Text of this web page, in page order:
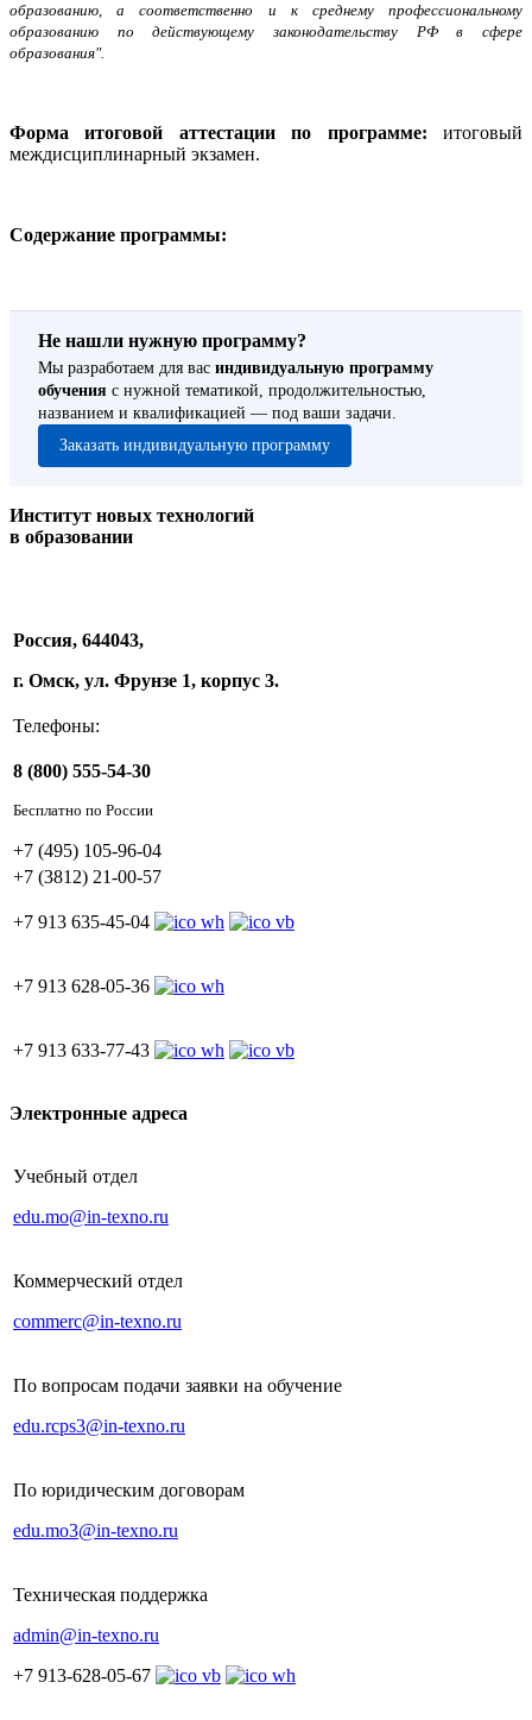
образованию, а соответственно и к среднему профессиональному
образованию по действующему законодательству РФ в сфере
образования".
Форма итоговой аттестации по программе: итоговый
междисциплинарный экзамен.
Содержание программы:
Не нашли нужную программу?
Мы разработаем для вас индивидуальную программу
обучения с нужной тематикой, продолжительностью,
названием и квалификацией — под ваши задачи.
Заказать индивидуальную программу
Институт новых технологий
в образовании
Россия, 644043,
г. Омск, ул. Фрунзе 1, корпус 3.
Телефоны:
8 (800) 555-54-30
Бесплатно по России
+7 (495) 105-96-04
+7 (3812) 21-00-57
+7 913 635-45-04
+7 913 628-05-36
+7 913 633-77-43
Электронные адреса
Учебный отдел
edu.mo@in-texno.ru
Коммерческий отдел
commerc@in-texno.ru
По вопросам подачи заявки на обучение
edu.rcps3@in-texno.ru
По юридическим договорам
edu.mo3@in-texno.ru
Техническая поддержка
admin@in-texno.ru
+7 913-628-05-67